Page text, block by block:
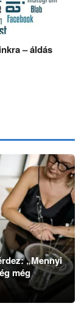
– áldás
„Mennyi
még